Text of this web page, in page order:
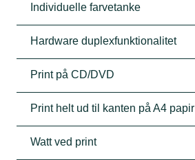
Individuelle farvetanke
Hardware duplexfunktionalitet
Print på CD/DVD
Print helt ud til kanten på A4 papir
Watt ved print